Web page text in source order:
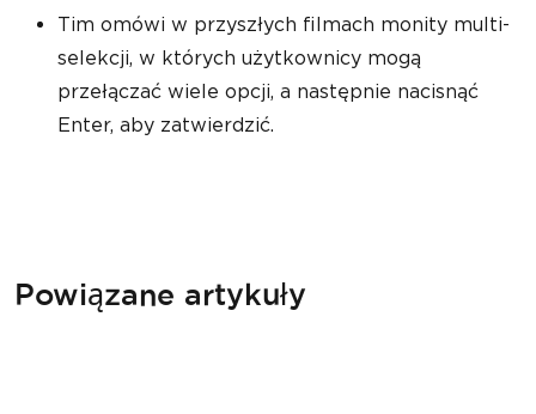
Tim omówi w przyszłych filmach monity multi-
selekcji, w których użytkownicy mogą
przełączać wiele opcji, a następnie nacisnąć
Enter, aby zatwierdzić.
Powiązane artykuły